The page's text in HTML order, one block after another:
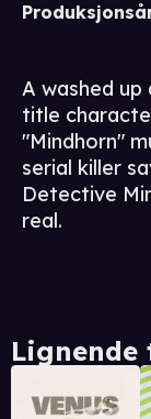
A washed
title
"Mindhorn"
serial killer
Detective
real.